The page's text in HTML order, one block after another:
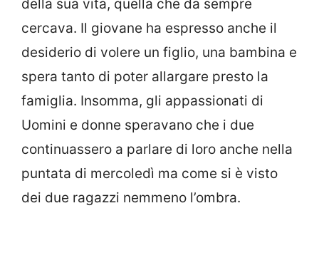
della sua vita, quella che da sempre
cercava. Il giovane ha espresso anche il
desiderio di volere un figlio, una bambina e
spera tanto di poter allargare presto la
famiglia. Insomma, gli appassionati di
Uomini e donne speravano che i due
continuassero a parlare di loro anche nella
puntata di mercoledì ma come si è visto
dei due ragazzi nemmeno l’ombra.